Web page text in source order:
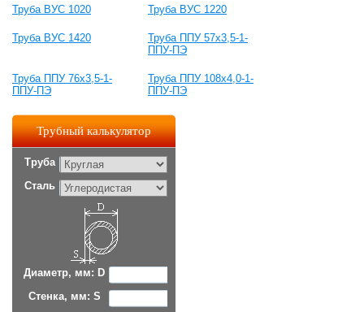
Труба ВУС 1020 Труба ВУС 1220
Труба ВУС 1420
Труба ППУ 57х3,5-1-
ППУ-ПЭ
Труба ППУ 76х3,5-1-
ППУ-ПЭ
Труба ППУ 108х4,0-1-
ППУ-ПЭ
Трубный калькулятор
Труба
Сталь
Диаметр, мм: D
Стенка, мм: S